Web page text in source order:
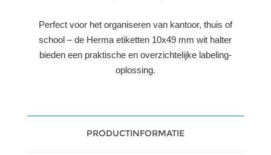
Perfect voor het organiseren van kantoor, thuis of
school – de Herma etiketten 10x49 mm wit halter
bieden een praktische en overzichtelijke labeling-
oplossing.
PRODUCTINFORMATIE